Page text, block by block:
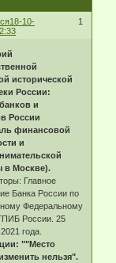
1
18-10-
исторической
России:
и
России
финансовой
и
в Москве).
Главное
Банка России по
Федеральному
России. 25
года.
""Место
нельзя".